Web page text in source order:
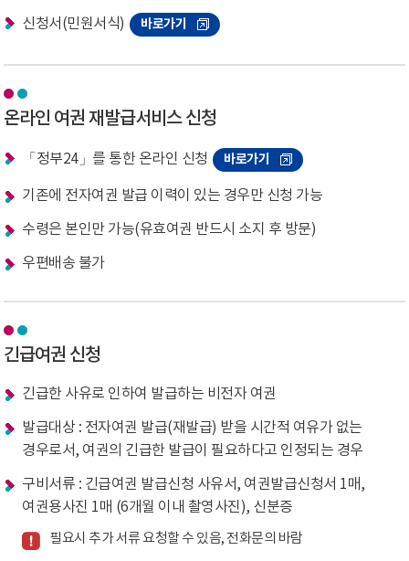
신청서(민원서식) 바로가기
온라인 여권 재발급서비스 신청
「정부24」를 통한 온라인 신청 바로가기
기존에 전자여권 발급 이력이 있는 경우만 신청 가능
수령은 본인만 가능(유효여권 반드시 소지 후 방문)
우편배송 불가
긴급여권 신청
긴급한 사유로 인하여 발급하는 비전자 여권
발급대상 : 전자여권 발급(재발급) 받을 시간적 여유가 없는
경우로서, 여권의 긴급한 발급이 필요하다고 인정되는 경우
구비서류 : 긴급여권 발급신청 사유서, 여권발급신청서 1매,
여권용사진 1매 (6개월 이내 촬영사진), 신분증
필요시 추가 서류 요청할 수 있음, 전화문의 바람